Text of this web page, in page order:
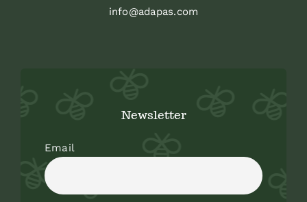
info@adapas.com
Newsletter
Email